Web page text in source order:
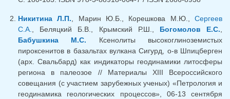
Никитина Л.П. , Марин Ю.Б., Корешкова М.Ю.,Сергеев
С.А.
, Беляцкий Б.В., Крымский Р.Ш., Богомолов Е.С.
Бабушкина М.С. Ксенолиты высокоглиноземистых
пироксенитов в базальтах вулкана Сигурд, о-в Шпицберген
(арх. Свальбард) как индикаторы геодинамики литосферы
региона в палеозое // Материалы XIII Всероссийского
совещания (с участием зарубежных ученых) «Петрология и
геодинамика геологических процессов», 06-13 сентября